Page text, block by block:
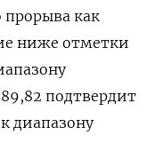
прорыва как
ниже отметки
подтвердит
диапазону